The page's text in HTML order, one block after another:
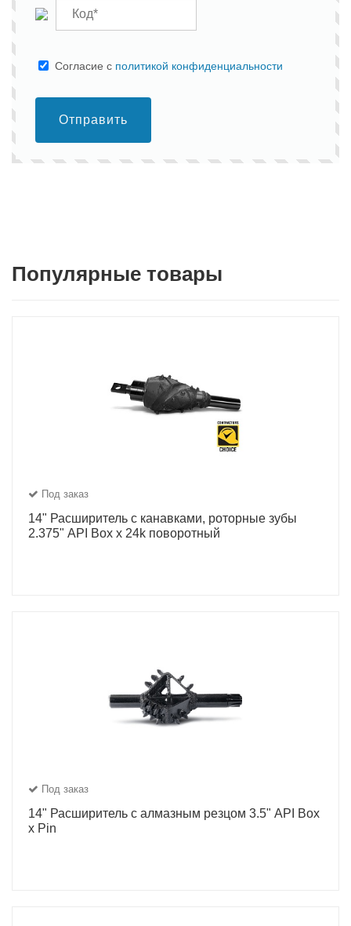
Cогласие с политикой конфиденциальности
Отправить
Популярные товары
Под заказ
14" Расширитель с канавками, роторные зубы
2.375" API Box x 24k поворотный
Под заказ
14" Расширитель с алмазным резцом 3.5" API Box
x Pin